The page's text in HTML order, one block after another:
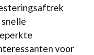
voor